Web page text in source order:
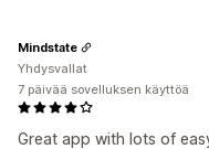
Great app with lots of
Mindstate
Yhdysvallat
7 päivää sovelluksen käyttöä